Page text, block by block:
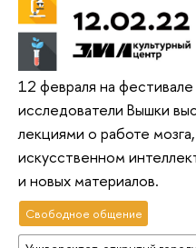
12 февраля на
исследователи Вышки
лекциями о работе
искусственном
и новых материалов.
Свободное общение